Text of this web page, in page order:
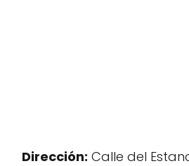
Dirección: Calle del